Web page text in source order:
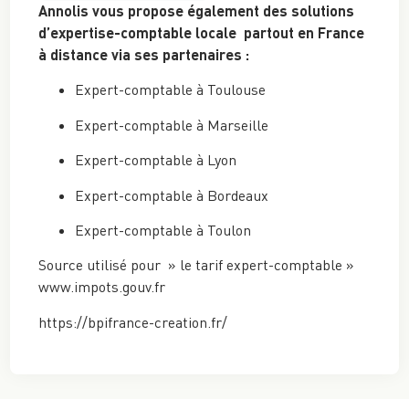
Annolis vous propose également des solutions
d’expertise-comptable locale partout en France
à distance via ses partenaires :
Expert-comptable à Toulouse
Expert-comptable à Marseille
Expert-comptable à Lyon
Expert-comptable à Bordeaux
Expert-comptable à Toulon
Source utilisé pour » le tarif expert-comptable »
www.impots.gouv.fr
https://bpifrance-creation.fr/